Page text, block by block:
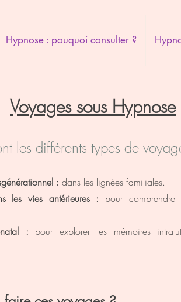
Hypnose : pouquoi consulter ?
Voyages sous Hypnose
les différents types de
: dans les lignées familiales.
les vies antérieures : pour comprendre
: pour explorer les mémoires